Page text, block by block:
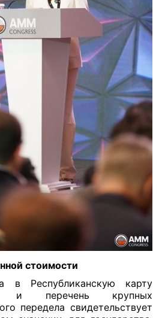
стоимости
в Республиканскую карту
и перечень крупных
передела свидетельствует